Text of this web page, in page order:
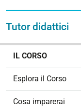
Tutor didattici
IL CORSO
Esplora il Corso
Cosa imparerai